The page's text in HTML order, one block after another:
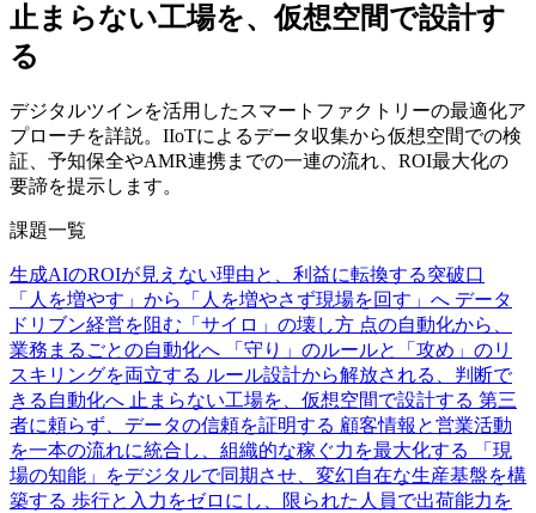
止まらない工場を、仮想空間で設計す
る
デジタルツインを活用したスマートファクトリーの最適化ア
プローチを詳説。IIoTによるデータ収集から仮想空間での検
証、予知保全やAMR連携までの一連の流れ、ROI最大化の
要諦を提示します。
課題一覧
生成AIのROIが見えない理由と、利益に転換する突破口
「人を増やす」から「人を増やさず現場を回す」へ データ
ドリブン経営を阻む「サイロ」の壊し方 点の自動化から、
業務まるごとの自動化へ
「守り」のルールと「攻め」のリ
スキリングを両立する ルール設計から解放される、判断で
きる自動化へ 止まらない工場を、仮想空間で設計する 第三
者に頼らず、データの信頼を証明する 顧客情報と営業活動
を一本の流れに統合し、組織的な稼ぐ力を最大化する
「現
場の知能」をデジタルで同期させ、変幻自在な生産基盤を構
築する 歩行と入力をゼロにし、限られた人員で出荷能力を